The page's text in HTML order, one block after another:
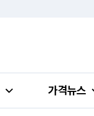
가격뉴스